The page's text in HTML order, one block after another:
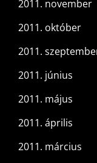
2011. november
2011. október
2011.
2011. június
2011. május
2011. április
2011. március